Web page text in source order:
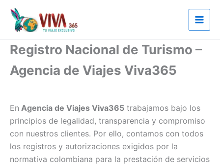
contenido
Registro Nacional de Turismo –
Agencia de Viajes Viva365
En Agencia de Viajes Viva365 trabajamos bajo los
principios de legalidad, transparencia y compromiso
con nuestros clientes. Por ello, contamos con todos
los registros y autorizaciones exigidos por la
normativa colombiana para la prestación de servicios